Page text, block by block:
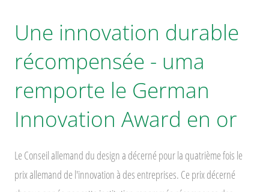
Une innovation durable
récompensée - uma
remporte le German
Innovation Award en or
Le Conseil allemand du design a décerné pour la quatrième fois le
prix allemand de l'innovation à des entreprises. Ce prix décerné